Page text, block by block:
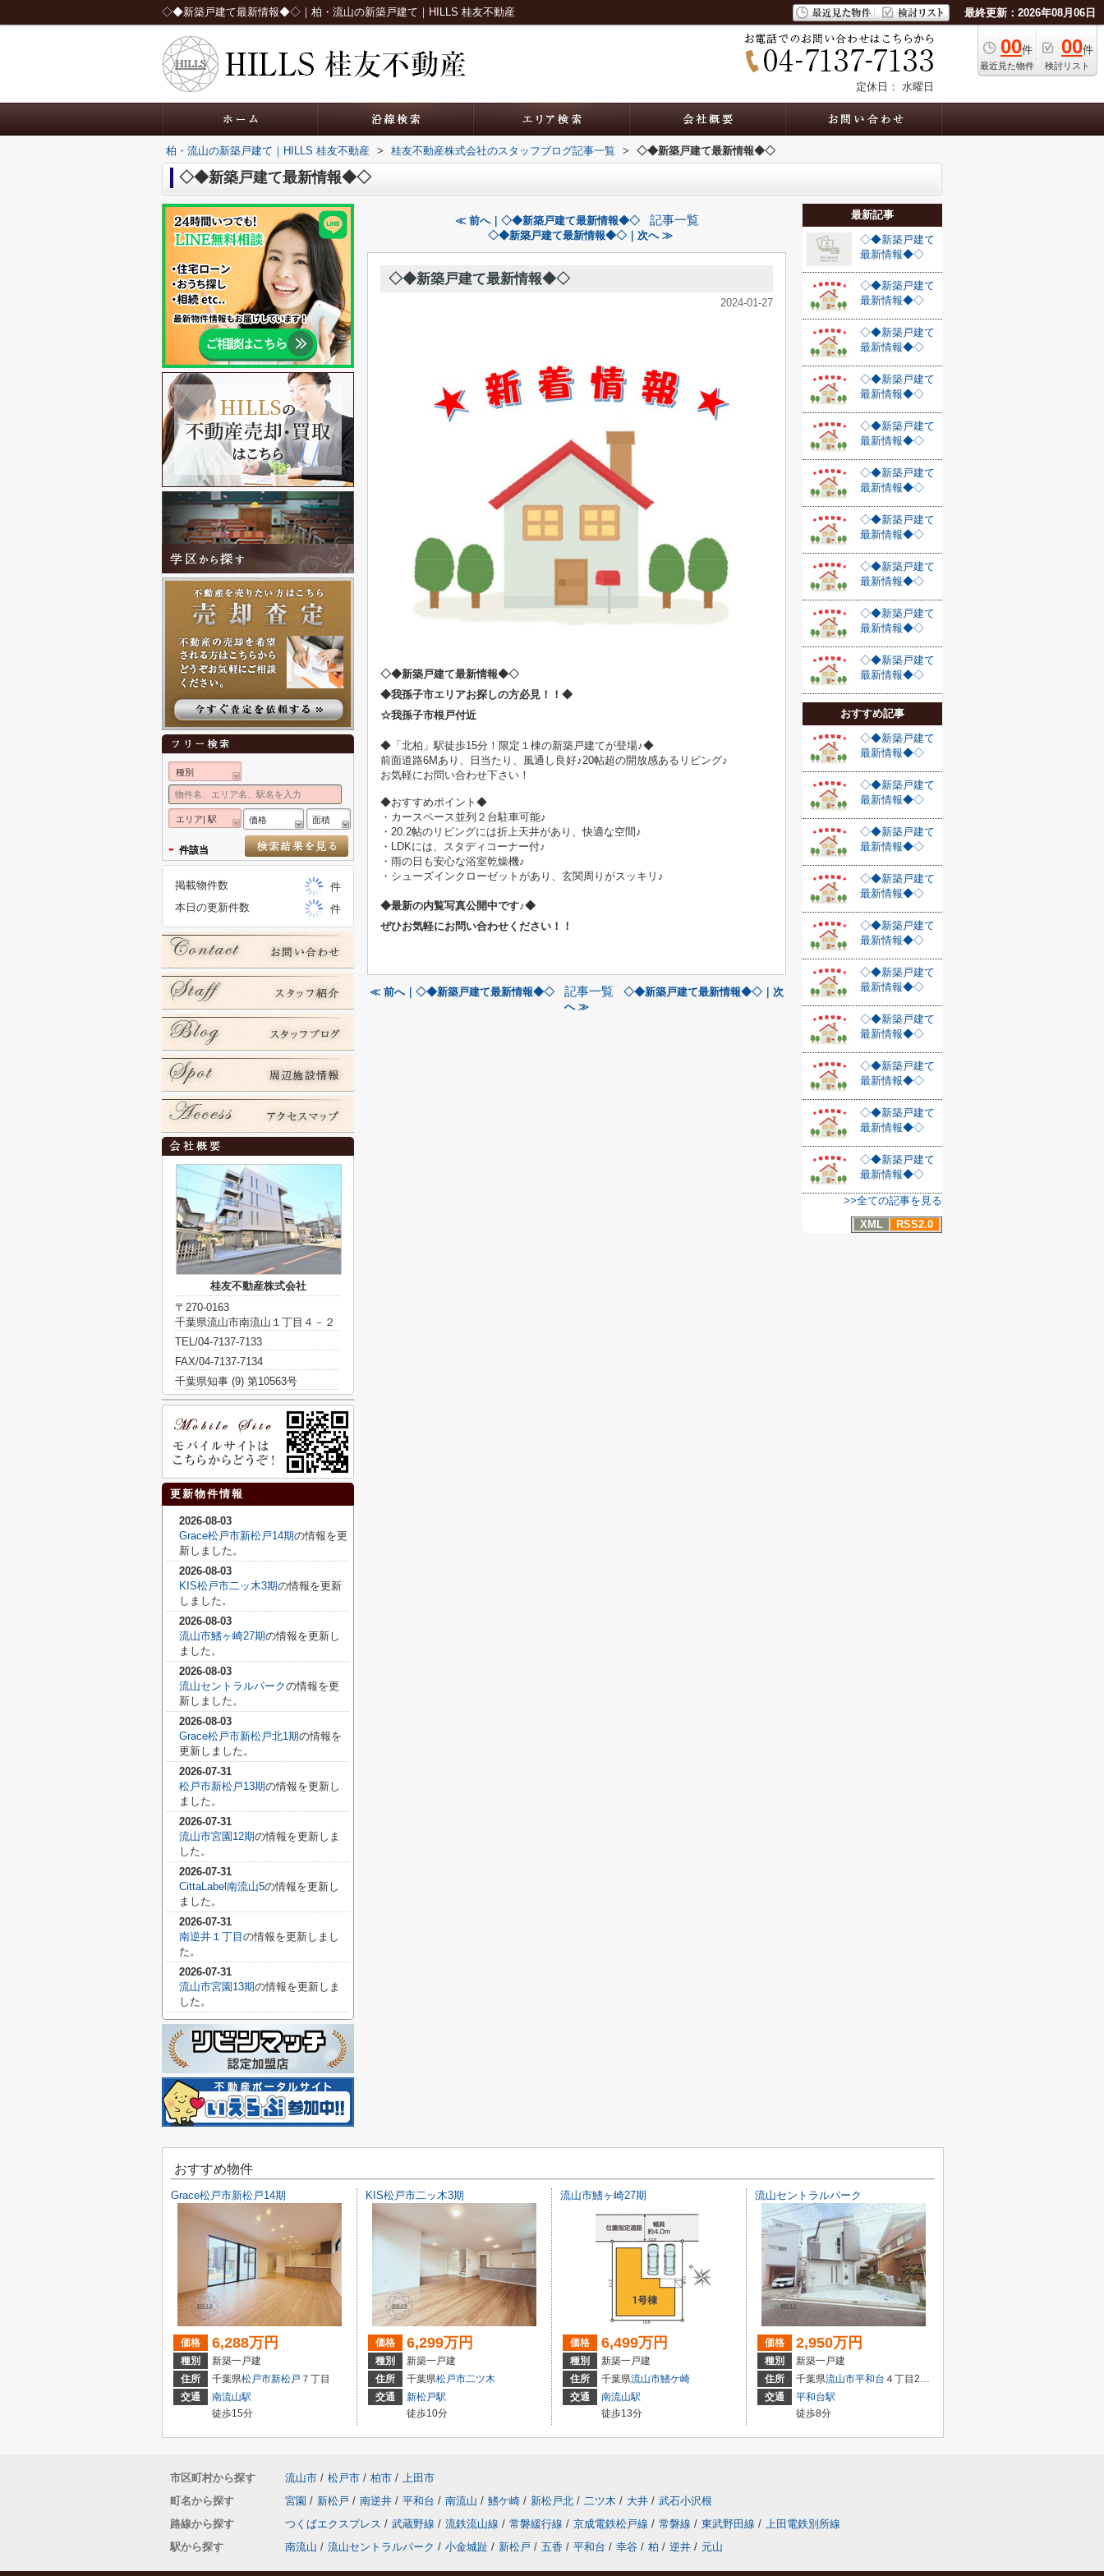
◇◆新築戸建て最新情報◆◇｜柏・流山の新築戸建て｜HILLS 桂友不動産 最終更新：2026年08月06日
00件
最近見た物件
00件
検討リスト
定休日： 水曜日
柏・流山の新築戸建て｜HILLS 桂友不動産 > 桂友不動産株式会社のスタッフブログ記事一覧 > ◇◆新築戸建て最新情報◆◇
◇◆新築戸建て最新情報◆◇
≪ 前へ｜◇◆新築戸建て最新情報◆◇ 記事一覧
◇◆新築戸建て最新情報◆◇｜次へ ≫
◇◆新築戸建て最新情報◆◇
2024-01-27
◇◆新築戸建て最新情報◆◇
◆我孫子市エリアお探しの方必見！！◆
☆我孫子市根戸付近
◆「北柏」駅徒歩15分！限定１棟の新築戸建てが登場♪◆
前面道路6Mあり、日当たり、風通し良好♪20帖超の開放感あるリビング♪
お気軽にお問い合わせ下さい！
◆おすすめポイント◆
・カースペース並列２台駐車可能♪
・20.2帖のリビングには折上天井があり、快適な空間♪
・LDKには、スタディコーナー付♪
・雨の日も安心な浴室乾燥機♪
・シューズインクローゼットがあり、玄関周りがスッキリ♪
◆最新の内覧写真公開中です♪◆
ぜひお気軽にお問い合わせください！！
≪ 前へ｜◇◆新築戸建て最新情報◆◇ 記事一覧
◇◆新築戸建て最新情報◆◇｜次
へ ≫
最新記事
◇◆新築戸建て
最新情報◆◇
◇◆新築戸建て
最新情報◆◇
◇◆新築戸建て
最新情報◆◇
◇◆新築戸建て
最新情報◆◇
◇◆新築戸建て
最新情報◆◇
◇◆新築戸建て
最新情報◆◇
◇◆新築戸建て
最新情報◆◇
◇◆新築戸建て
最新情報◆◇
◇◆新築戸建て
最新情報◆◇
◇◆新築戸建て
最新情報◆◇
おすすめ記事
◇◆新築戸建て
最新情報◆◇
◇◆新築戸建て
最新情報◆◇
◇◆新築戸建て
最新情報◆◇
◇◆新築戸建て
最新情報◆◇
◇◆新築戸建て
最新情報◆◇
◇◆新築戸建て
最新情報◆◇
◇◆新築戸建て
最新情報◆◇
◇◆新築戸建て
最新情報◆◇
◇◆新築戸建て
最新情報◆◇
◇◆新築戸建て
最新情報◆◇
>>全ての記事を見る
XML
RSS2.0
種別
エリア| 駅 価格 面積
- 件該当
掲載物件数
件
本日の更新件数
件
桂友不動産株式会社
〒270-0163
千葉県流山市南流山１丁目４－２
TEL/04-7137-7133
FAX/04-7137-7134
千葉県知事 (9) 第10563号
更新物件情報
2026-08-03
Grace松戸市新松戸14期の情報を更
新しました。
2026-08-03
KIS松戸市二ッ木3期の情報を更新
しました。
2026-08-03
流山市鰭ヶ崎27期の情報を更新し
ました。
2026-08-03
流山セントラルパークの情報を更
新しました。
2026-08-03
Grace松戸市新松戸北1期の情報を
更新しました。
2026-07-31
松戸市新松戸13期の情報を更新し
ました。
2026-07-31
流山市宮園12期の情報を更新しま
した。
2026-07-31
CittaLabel南流山5の情報を更新し
ました。
2026-07-31
南逆井１丁目 の情報を更新しまし
た。
2026-07-31
流山市宮園13期の情報を更新しま
した。
おすすめ物件
Grace松戸市新松戸14期
価格 6,288万円
種別
新築一戸建
住所
千葉県松戸市新松戸 ７丁目
交通
南流山駅
徒歩15分
KIS松戸市二ッ木3期
価格 6,299万円
種別
新築一戸建
住所
千葉県松戸市二ツ木
交通
新松戸駅
徒歩10分
流山市鰭ヶ崎27期
価格 6,499万円
種別
新築一戸建
住所
千葉県流山市鰭ケ崎
交通
南流山駅
徒歩13分
流山セントラルパーク
価格 2,950万円
種別
新築一戸建
住所
千葉県流山市平和台 ４丁目299-4
交通
平和台駅
徒歩8分
市区町村から探す 流山市 / 松戸市 / 柏市 / 上田市
町名から探す
宮園 / 新松戸 / 南逆井 / 平和台 / 南流山 / 鰭ケ崎 / 新松戸北 / 二ツ木 / 大井 / 武石小沢根
路線から探す
つくばエクスプレス / 武蔵野線 / 流鉄流山線 / 常磐緩行線 / 京成電鉄松戸線 / 常磐線 / 東武野田線 / 上田電鉄別所線
駅から探す
南流山 / 流山セントラルパーク / 小金城趾 / 新松戸 / 五香 / 平和台 / 幸谷 / 柏 / 逆井 / 元山